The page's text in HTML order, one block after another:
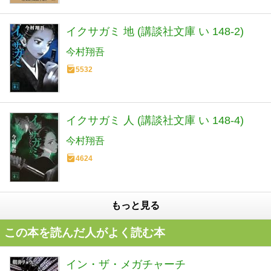
イクサガミ 地 (講談社文庫 い 148-2)
今村翔吾
5532
イクサガミ 人 (講談社文庫 い 148-4)
今村翔吾
4624
もっと見る
この本を読んだ人がよく読む本
イン・ザ・メガチャーチ